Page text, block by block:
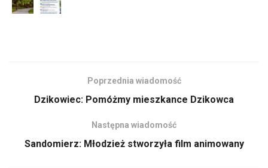
Poprzednia wiadomość
Dzikowiec: Pomóżmy mieszkance Dzikowca
Następna wiadomość
Sandomierz: Młodzież stworzyła film animowany